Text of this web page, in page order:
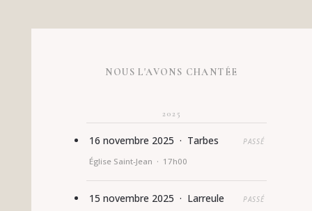
NOUS L'AVONS CHANTÉE
2025
16 novembre 2025 · Tarbes PASSÉ
Église Saint-Jean · 17h00
15 novembre 2025 · Larreule PASSÉ